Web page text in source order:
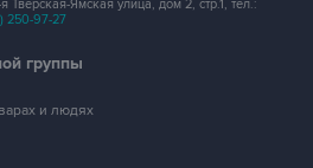
Тверская-Ямская улица, дом 2, стр.1, тел.:
250-97-27
группы
и людях